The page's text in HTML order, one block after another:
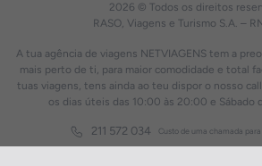
2026 © Todos os direitos
RASO, Viagens e Turismo S.A. –
A tua agência de viagens NETVIAGENS tem a
mais perto de ti, para maior comodidade e total
tuas viagens, tens ainda ao teu dispor o nosso
os dias úteis das 10:00 às 20:00 e Sábado
211 572 034 Custo de uma chamada